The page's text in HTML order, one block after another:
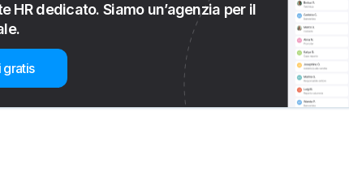
HR dedicato. Siamo un’agenzia per il
gratis